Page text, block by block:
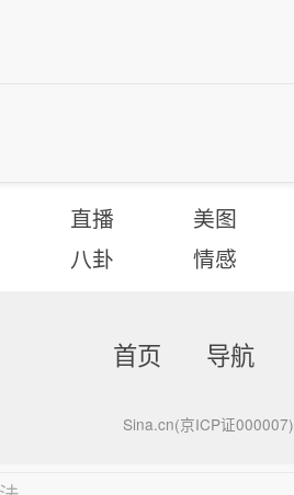
直播 美图
八卦 情感
首页 导航
Sina.cn(京ICP证000007)